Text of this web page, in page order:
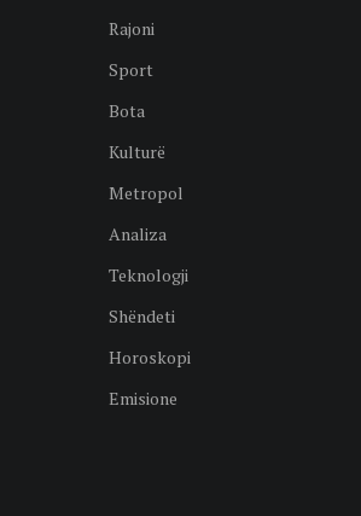
Rajoni
Sport
Bota
Kulturë
Metropol
Analiza
Teknologji
Shëndeti
Horoskopi
Emisione